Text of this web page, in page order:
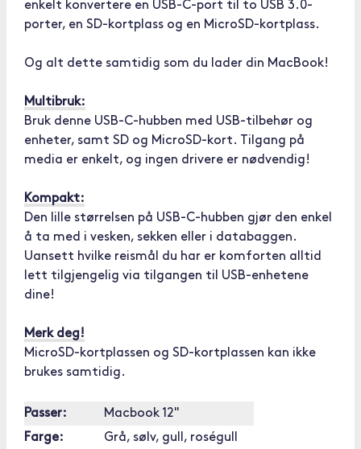
enkelt konvertere en USB-C-port til to USB 3.0-
porter, en SD-kortplass og en MicroSD-kortplass.
Og alt dette samtidig som du lader din MacBook!
Multibruk:
Bruk denne USB-C-hubben med USB-tilbehør og
enheter, samt SD og MicroSD-kort. Tilgang på
media er enkelt, og ingen drivere er nødvendig!
Kompakt:
Den lille størrelsen på USB-C-hubben gjør den enkel
å ta med i vesken, sekken eller i databaggen.
Uansett hvilke reismål du har er komforten alltid
lett tilgjengelig via tilgangen til USB-enhetene
dine!
Merk deg!
MicroSD-kortplassen og SD-kortplassen kan ikke
brukes samtidig.
Passer:
Macbook 12"
Farge:
Grå, sølv, gull, roségull